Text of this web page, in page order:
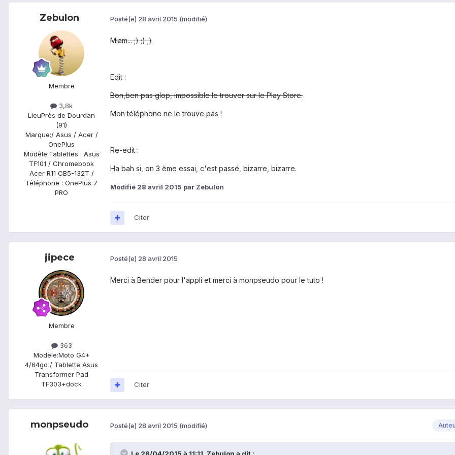
Zebulon
Membre
3,8k
LieuPrès de Dourdan
(91)
Marque:/ Asus / Acer /
OnePlus
Modèle:Tablettes : Asus
TF101 / Chromebook
Acer R11 CB5-132T /
Téléphone : OnePlus 7
PRO
Posté(e) 28 avril 2015 (modifié)
Miam... ;) ;) ;)
Edit :
Bon,ben pas glop, impossible le trouver sur le Play Store.
Mon téléphone ne le trouve pas !
Re-edit :
Ha bah si, on 3 ème essai, c'est passé, bizarre, bizarre.
Modifié 28 avril 2015 par Zebulon
Citer
jipece
Membre
363
Modèle:Moto G4+
4/64go / Tablette Asus
Transformer Pad
TF303+dock
Posté(e) 28 avril 2015
Merci à Bender pour l'appli et merci à monpseudo pour le tuto !
Citer
monpseudo Posté(e) 28 avril 2015 (modifié)
Le 28/04/2015 à 11:11, Zebulon a dit :